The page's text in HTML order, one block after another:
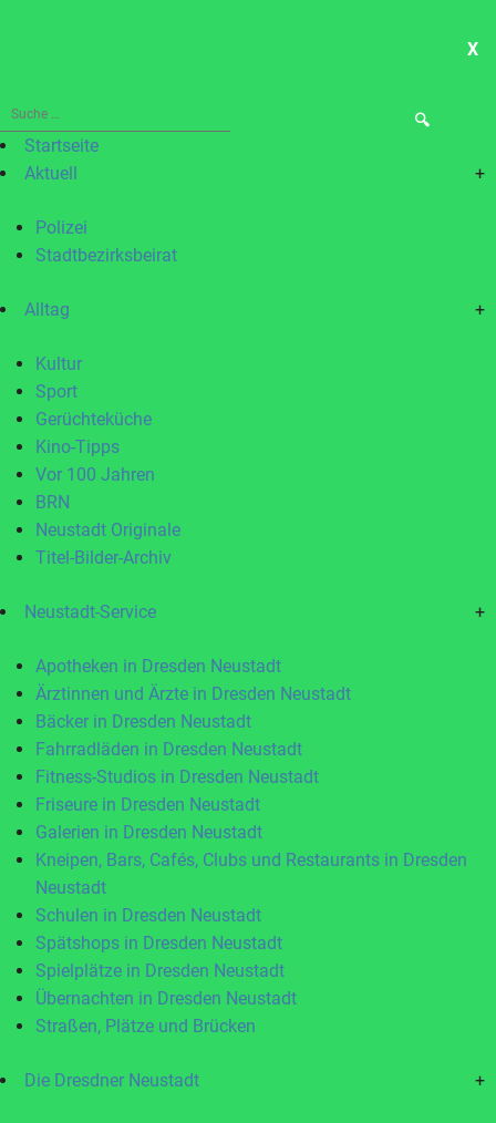
X
Suche
nach:Startseite
Aktuell
+
Polizei
Stadtbezirksbeirat
Alltag +
Kultur
Sport
Gerüchteküche
Kino-Tipps
Vor 100 Jahren
BRN
Neustadt Originale
Titel-Bilder-Archiv
Neustadt-Service +
Apotheken in Dresden Neustadt
Ärztinnen und Ärzte in Dresden Neustadt
Bäcker in Dresden Neustadt
Fahrradläden in Dresden Neustadt
Fitness-Studios in Dresden Neustadt
Friseure in Dresden Neustadt
Galerien in Dresden Neustadt
Kneipen, Bars, Cafés, Clubs und Restaurants in Dresden
Neustadt
Schulen in Dresden Neustadt
Spätshops in Dresden Neustadt
Spielplätze in Dresden Neustadt
Übernachten in Dresden Neustadt
Straßen, Plätze und Brücken
Die Dresdner Neustadt +